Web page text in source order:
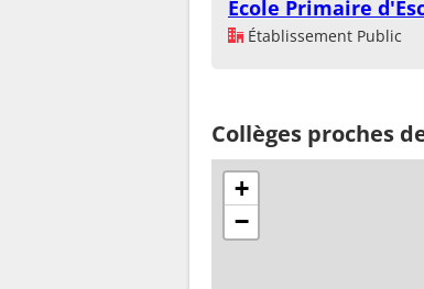
Ecole Primaire
Établissement Public
Collèges proches
+
−